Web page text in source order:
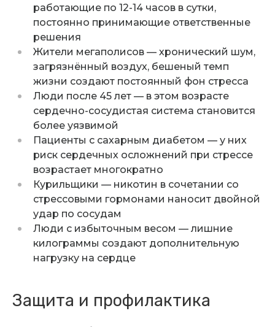
работающие по 12-14 часов в сутки,
постоянно принимающие ответственные
решения
Жители мегаполисов — хронический шум,
загрязнённый воздух, бешеный темп
жизни создают постоянный фон стресса
Люди после 45 лет — в этом возрасте
сердечно-сосудистая система становится
более уязвимой
Пациенты с сахарным диабетом — у них
риск сердечных осложнений при стрессе
возрастает многократно
Курильщики — никотин в сочетании со
стрессовыми гормонами наносит двойной
удар по сосудам
Люди с избыточным весом — лишние
килограммы создают дополнительную
нагрузку на сердце
Защита и профилактика